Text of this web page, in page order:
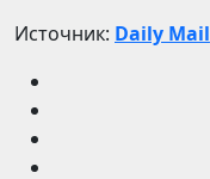
Источник: Daily Mail